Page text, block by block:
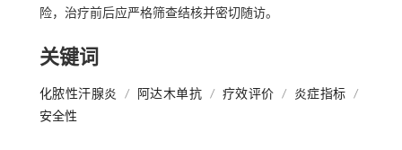
险，治疗前后应严格筛查结核并密切随访。
关键词
化脓性汗腺炎 / 阿达木单抗 / 疗效评价 / 炎症指标
/
安全性